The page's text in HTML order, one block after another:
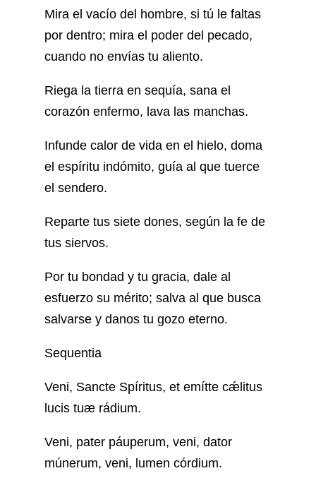
Mira el vacío del hombre, si tú le faltas
por dentro; mira el poder del pecado,
cuando no envías tu aliento.
Riega la tierra en sequía, sana el
corazón enfermo, lava las manchas.
Infunde calor de vida en el hielo, doma
el espíritu indómito, guía al que tuerce
el sendero.
Reparte tus siete dones, según la fe de
tus siervos.
Por tu bondad y tu gracia, dale al
esfuerzo su mérito; salva al que busca
salvarse y danos tu gozo eterno.
Sequentia
Veni, Sancte Spíritus, et emítte cǽlitus
lucis tuæ rádium.
Veni, pater páuperum, veni, dator
múnerum, veni, lumen córdium.